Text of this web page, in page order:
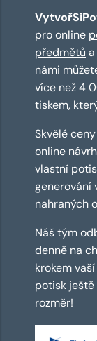
pro online
předmětů
námi
více než 4
tiskem,
Skvělé
online
vlastní
generování
nahraných
Náš tým
denně na
krokem
potisk
rozměr!